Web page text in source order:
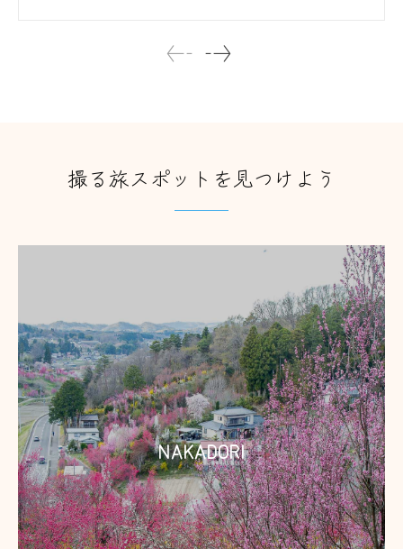
撮る旅スポットを見つけよう
NAKADORI